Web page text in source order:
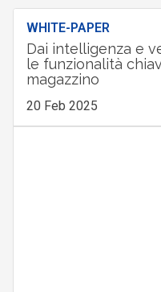
WHITE-PAPER
Dai intelligenza e
le funzionalità
magazzino
20 Feb 2025